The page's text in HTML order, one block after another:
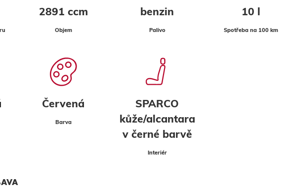
2891 ccm
Objem
benzin
Palivo
10 l
Spotřeba na 100 km
Červená
Barva
SPARCO
kůže/alcantara
v černé barvě
Interiér